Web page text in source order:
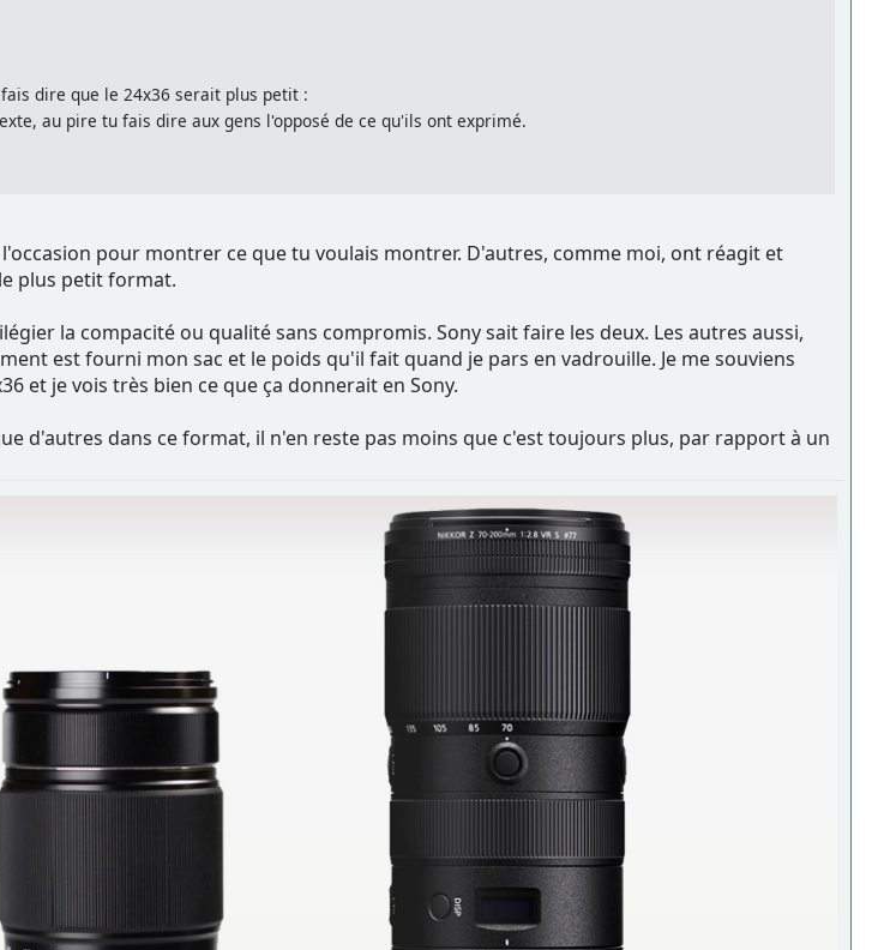
dire que le 24x36 serait plus petit :
au pire tu fais dire aux gens l'opposé de ce qu'ils ont exprimé.
pour montrer ce que tu voulais montrer. D'autres, comme moi, ont réagit et
plus petit format.
la compacité ou qualité sans compromis. Sony sait faire les deux. Les autres aussi,
est fourni mon sac et le poids qu'il fait quand je pars en vadrouille. Je me souviens
et je vois très bien ce que ça donnerait en Sony.
d'autres dans ce format, il n'en reste pas moins que c'est toujours plus, par rapport à un